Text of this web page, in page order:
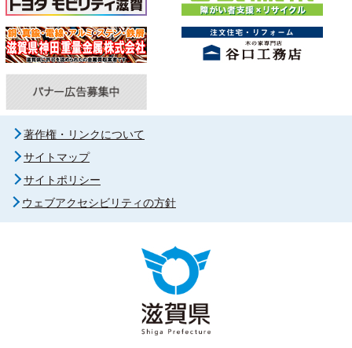
著作権・リンクについて
サイトマップ
サイトポリシー
ウェブアクセシビリティの方針